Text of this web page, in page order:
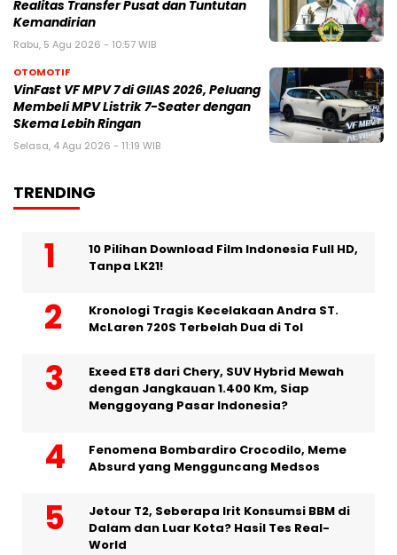
Realitas Transfer Pusat dan Tuntutan
Kemandirian
Rabu, 5 Agu 2026 - 10:57 WIB
OTOMOTIF
VinFast VF MPV 7 di GIIAS 2026, Peluang
Membeli MPV Listrik 7-Seater dengan
Skema Lebih Ringan
Selasa, 4 Agu 2026 - 11:19 WIB
TRENDING
10 Pilihan Download Film Indonesia Full HD,
Tanpa LK21!
Kronologi Tragis Kecelakaan Andra ST.
McLaren 720S Terbelah Dua di Tol
Exeed ET8 dari Chery, SUV Hybrid Mewah
dengan Jangkauan 1.400 Km, Siap
Menggoyang Pasar Indonesia?
Fenomena Bombardiro Crocodilo, Meme
Absurd yang Mengguncang Medsos
Jetour T2, Seberapa Irit Konsumsi BBM di
Dalam dan Luar Kota? Hasil Tes Real-
World